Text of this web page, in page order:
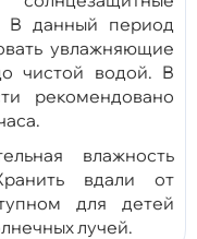
В данный период
увлажняющие
чистой водой. В
рекомендовано
влажность
вдали от
для детей
лучей.